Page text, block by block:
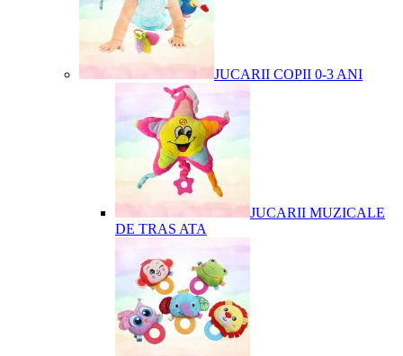
JUCARII COPII 0-3 ANI
JUCARII MUZICALE
DE TRAS ATA